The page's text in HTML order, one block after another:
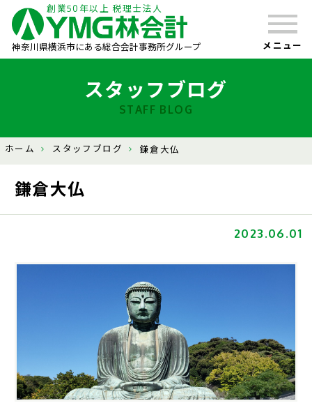
創業50年以上 税理士法人
神奈川県横浜市にある総合会計事務所グループ メニュー
スタッフブログ
STAFF BLOG
ホーム スタッフブログ 鎌倉大仏
鎌倉大仏
2023.06.01